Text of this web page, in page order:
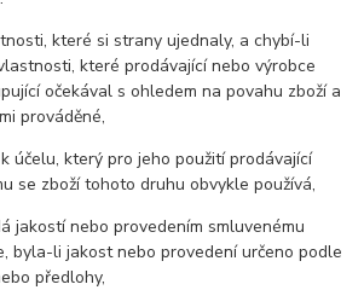
které si strany ujednaly, a chybí-li
které prodávající nebo výrobce
očekával s ohledem na povahu zboží a
prováděné,
účelu, který pro jeho použití prodávající
se zboží tohoto druhu obvykle používá,
jakostí nebo provedením smluvenému
byla-li jakost nebo provedení určeno podle
předlohy,